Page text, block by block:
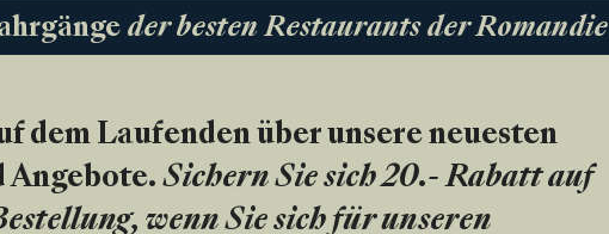
der besten Restaurants der Romandie
dem Laufenden über unsere neuesten
Angebote. Sichern Sie sich 20.- Rabatt auf
wenn Sie sich für unseren